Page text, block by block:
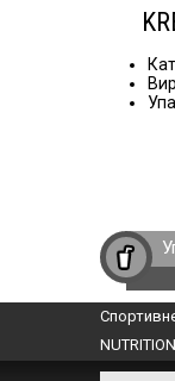
NUTRITION